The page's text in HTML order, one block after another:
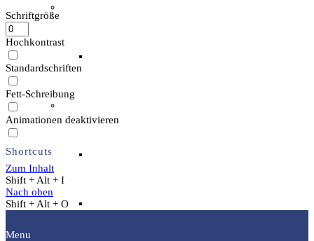
Schriftgröße
Hochkontrast
Standardschriften
Fett-Schreibung
Animationen deaktivieren
Shortcuts
Zum Inhalt
Shift + Alt + I
Nach oben
Shift + Alt + O
Menu